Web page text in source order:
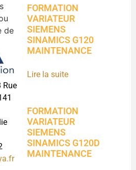
de
Rue
FORMATION
VARIATEUR
SIEMENS
SINAMICS G120
MAINTENANCE
Lire la suite
FORMATION
VARIATEUR
SIEMENS
SINAMICS G120D
MAINTENANCE